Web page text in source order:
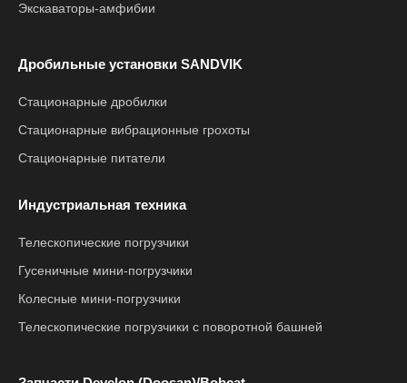
Экскаваторы-амфибии
Дробильные установки SANDVIK
Стационарные дробилки
Стационарные вибрационные грохоты
Стационарные питатели
Индустриальная техника
Телескопические погрузчики
Гусеничные мини-погрузчики
Колесные мини-погрузчики
Телескопические погрузчики с поворотной башней